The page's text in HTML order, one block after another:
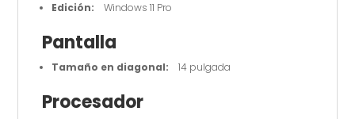
Edición: Windows 11 Pro
Pantalla
Tamaño en diagonal: 14 pulgada
Procesador